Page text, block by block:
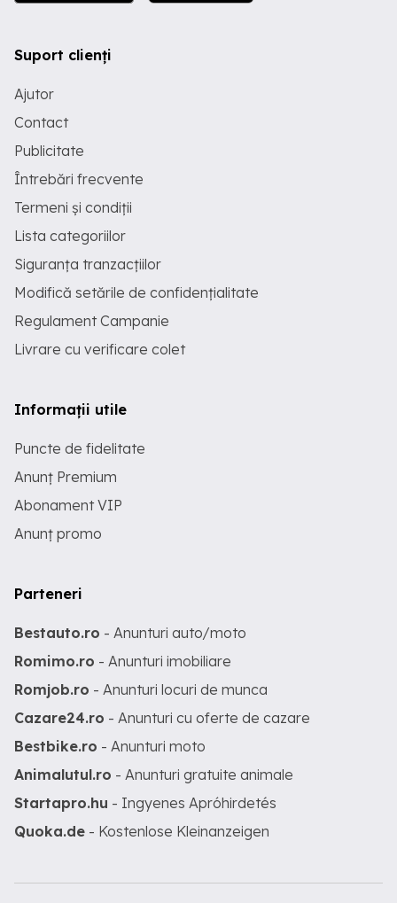
Suport clienți
Ajutor
Contact
Publicitate
Întrebări frecvente
Termeni și condiții
Lista categoriilor
Siguranța tranzacțiilor
Modifică setările de confidențialitate
Regulament Campanie
Livrare cu verificare colet
Informații utile
Puncte de fidelitate
Anunț Premium
Abonament VIP
Anunț promo
Parteneri
Bestauto.ro - Anunturi auto/moto
Romimo.ro - Anunturi imobiliare
Romjob.ro - Anunturi locuri de munca
Cazare24.ro - Anunturi cu oferte de cazare
Bestbike.ro - Anunturi moto
Animalutul.ro - Anunturi gratuite animale
Startapro.hu - Ingyenes Apróhirdetés
Quoka.de - Kostenlose Kleinanzeigen